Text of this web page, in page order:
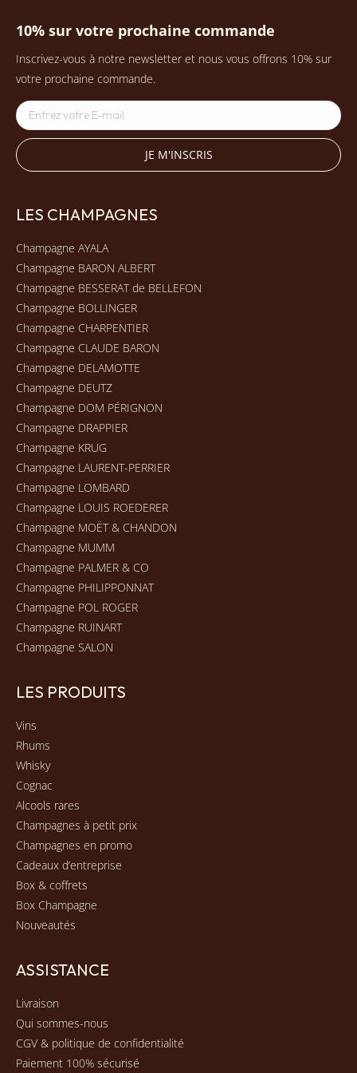
10% sur votre prochaine commande
Inscrivez-vous à notre newsletter et nous vous offrons 10% sur
votre prochaine commande.
LES CHAMPAGNES
Champagne AYALA
Champagne BARON ALBERT
Champagne BESSERAT de BELLEFON
Champagne BOLLINGER
Champagne CHARPENTIER
Champagne CLAUDE BARON
Champagne DELAMOTTE
Champagne DEUTZ
Champagne DOM PÉRIGNON
Champagne DRAPPIER
Champagne KRUG
Champagne LAURENT-PERRIER
Champagne LOMBARD
Champagne LOUIS ROEDERER
Champagne MOËT & CHANDON
Champagne MUMM
Champagne PALMER & CO
Champagne PHILIPPONNAT
Champagne POL ROGER
Champagne RUINART
Champagne SALON
LES PRODUITS
Vins
Rhums
Whisky
Cognac
Alcools rares
Champagnes à petit prix
Champagnes en promo
Cadeaux d’entreprise
Box & coffrets
Box Champagne
Nouveautés
ASSISTANCE
Livraison
Qui sommes-nous
CGV & politique de confidentialité
Paiement 100% sécurisé